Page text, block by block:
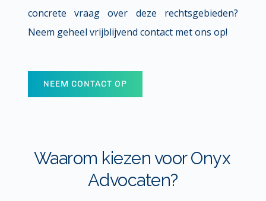
concrete vraag over deze rechtsgebieden?
Neem geheel vrijblijvend contact met ons op!
NEEM CONTACT OP
Waarom kiezen voor Onyx
Advocaten?